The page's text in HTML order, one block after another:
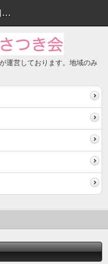
法人からのお知らせ
運営しております。地域のみ